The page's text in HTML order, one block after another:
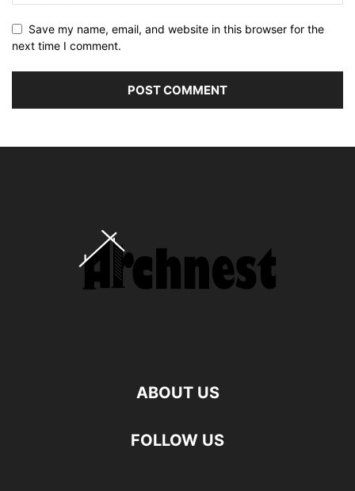
Save my name, email, and website in this browser for the
next time I comment.
ABOUT US
FOLLOW US